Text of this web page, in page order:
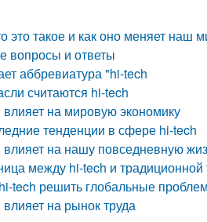
это такое и как оно меняет наш
вопросы и ответы
аббревиатура "hi-tech
считаются hi-tech
влияет на мировую экономику
тенденции в сфере hi-tech
влияет на нашу повседневную
между hi-tech и традиционной
tech решить глобальные
влияет на рынок труда